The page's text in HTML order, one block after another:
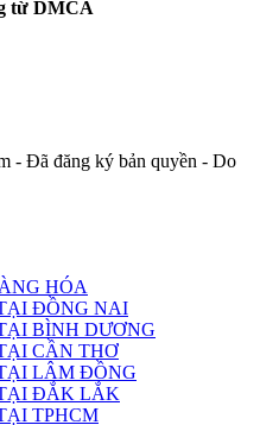
từ DMCA
- Đã đăng ký bản quyền - Do
HÓA
ĐỒNG NAI
BÌNH DƯƠNG
CẦN THƠ
LÂM ĐỒNG
ĐẮK LẮK
TPHCM